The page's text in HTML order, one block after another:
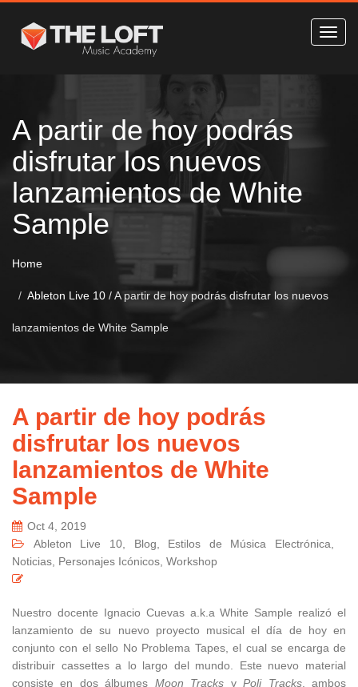
A partir de hoy podrás
disfrutar los nuevos
lanzamientos de White
Sample
Home
Ableton Live 10 /A partir de hoy podrás disfrutar los nuevos
lanzamientos de White Sample
A partir de hoy podrás
disfrutar los nuevos
lanzamientos de White
Sample
Oct 4, 2019
Ableton Live 10, Blog Estilos de Música Electrónica
Noticias Personajes Icónicos Workshop
Nuestro docente Ignacio Cuevas a.k.a White Sample realizó el
lanzamiento de su nuevo proyecto musical el día de hoy en
conjunto con el sello No Problema Tapes, el cual se encarga de
distribuir cassettes a lo largo del mundo. Este nuevo material
consiste en dos álbumes Moon Tracks yPoli Tracks, ambos